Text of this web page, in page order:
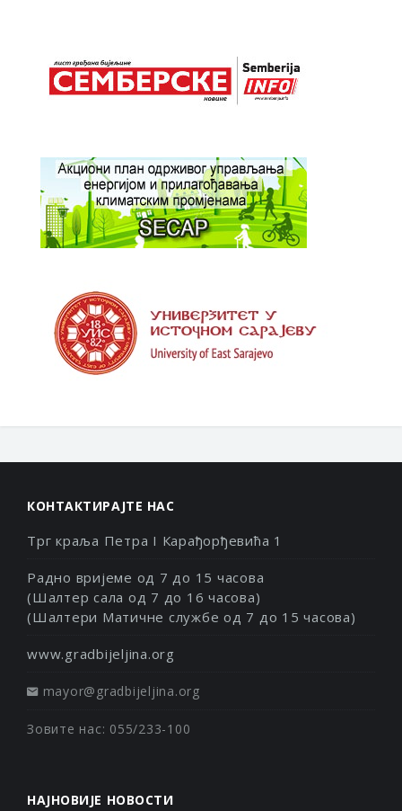
КОНТАКТИРАЈТЕ НАС
Трг краља Петра I Карађорђевића 1
Радно вријеме од 7 до 15 часова
(Шалтер сала од 7 до 16 часова)
(Шалтери Матичне службе од 7 до 15 часова)
www.gradbijeljina.org
mayor@gradbijeljina.org
Зовите нас: 055/233-100
НАЈНОВИЈЕ НОВОСТИ